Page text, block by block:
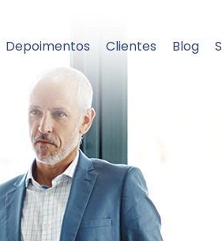
Depoimentos Clientes Blog